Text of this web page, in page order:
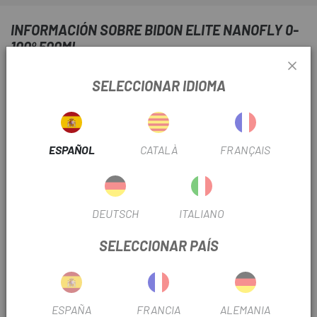
INFORMACIÓN SOBRE BIDON ELITE NANOFLY 0-
100º 500ML
ISOTÉRMICO
Flexible y simple para comprimir.
SELECCIONAR IDIOMA
ESPAÑOL CATALÀ FRANÇAIS
DEUTSCH ITALIANO
SELECCIONAR PAÍS
ESPAÑA FRANCIA ALEMANIA